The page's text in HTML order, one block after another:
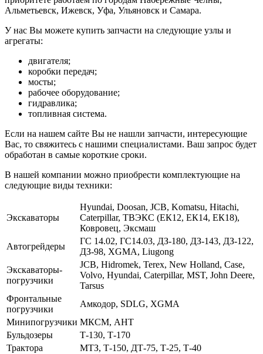
Альметьевск, Ижевск, Уфа, Ульяновск и Самара.
У нас Вы можете купить запчасти на следующие узлы и
агрегаты:
двигателя;
коробки передач;
мосты;
рабочее оборудование;
гидравлика;
топливная система.
Если на нашем сайте Вы не нашли запчасти, интересующие
Вас, то свяжитесь с нашими специалистами. Ваш запрос будет
обработан в самые короткие сроки.
В нашей компании можно приобрести комплектующие на
следующие виды техники:
Экскаваторы
Hyundai, Doosan, JCB, Komatsu, Hitachi,
Caterpillar, ТВЭКС (ЕК12, ЕК14, ЕК18),
Ковровец, Эксмаш
Автогрейдеры
ГС 14.02, ГС14.03, ДЗ-180, ДЗ-143, ДЗ-122,
ДЗ-98, XGMA, Liugong
Экскаваторы-
погрузчики
JCB, Hidromek, Terex, New Holland, Case,
Volvo, Hyundai, Caterpillar, MST, John Deere,
Tarsus
Фронтальные
погрузчики
Амкодор, SDLG, XGMA
Минипогрузчики МКСМ, АНТ
Бульдозеры
Т-130, Т-170
Трактора
МТЗ, Т-150, ДТ-75, Т-25, Т-40